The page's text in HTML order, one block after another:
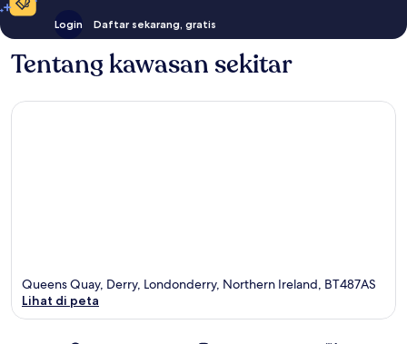
Login Daftar sekarang, gratis
Tentang kawasan sekitar
Queens Quay, Derry, Londonderry, Northern Ireland, BT487AS
Lihat di peta